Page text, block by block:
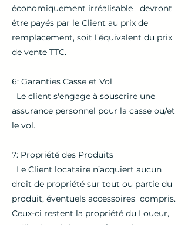
économiquement irréalisable devront
être payés par le Client au prix de
remplacement, soit l’équivalent du prix
de vente TTC.
6: Garanties Casse et Vol
Le client s'engage à souscrire une
assurance personnel pour la casse ou/et
le vol.
7: Propriété des Produits
Le Client locataire n’acquiert aucun
droit de propriété sur tout ou partie du
produit, éventuels accessoires compris.
Ceux-ci restent la propriété du Loueur,